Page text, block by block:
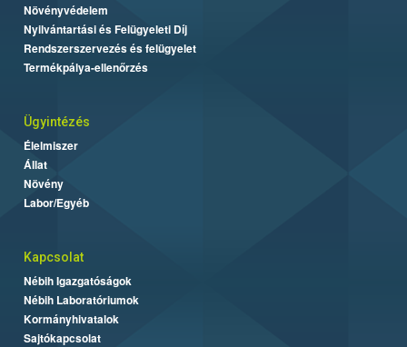
Növényvédelem
Nyilvántartási és Felügyeleti Díj
Rendszerszervezés és felügyelet
Termékpálya-ellenőrzés
Ügyintézés
Élelmiszer
Állat
Növény
Labor/Egyéb
Kapcsolat
Nébih Igazgatóságok
Nébih Laboratóriumok
Kormányhivatalok
Sajtókapcsolat